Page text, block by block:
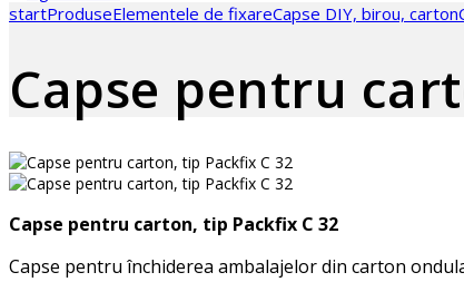
startProduseElementele de fixareCapse DIY, birou, carton
Capse pentru
Capse pentru carton, tip Packfix C 32
Capse pentru închiderea ambalajelor din carton